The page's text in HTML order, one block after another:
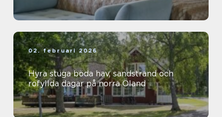
02. februari 2026
Hyra stuga böda hav, sandstrand och
rofyllda dagar på norra Öland